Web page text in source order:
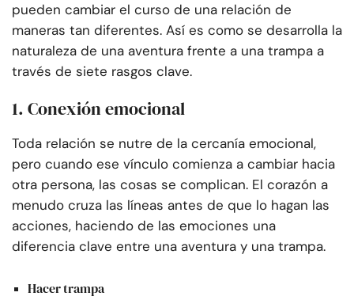
pueden cambiar el curso de una relación de
maneras tan diferentes. Así es como se desarrolla la
naturaleza de una aventura frente a una trampa a
través de siete rasgos clave.
1. Conexión emocional
Toda relación se nutre de la cercanía emocional,
pero cuando ese vínculo comienza a cambiar hacia
otra persona, las cosas se complican. El corazón a
menudo cruza las líneas antes de que lo hagan las
acciones, haciendo de las emociones una
diferencia clave entre una aventura y una trampa.
Hacer trampa